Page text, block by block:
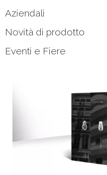
Aziendali
Novità di prodotto
Eventi e Fiere